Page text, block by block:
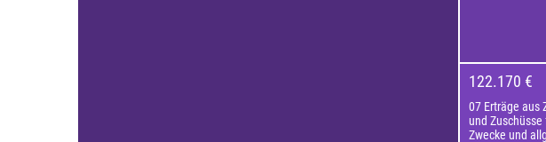
122.170 €
07 Erträge aus
und
Zwecke und